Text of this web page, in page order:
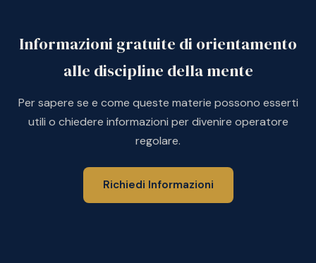
Informazioni gratuite di orientamento
alle discipline della mente
Per sapere se e come queste materie possono esserti
utili o chiedere informazioni per divenire operatore
regolare.
Richiedi Informazioni